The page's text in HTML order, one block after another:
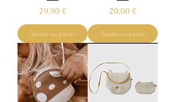
Prix
29,90 €
Ajouter au panier
Prix
20,00 €
Ajouter au panier